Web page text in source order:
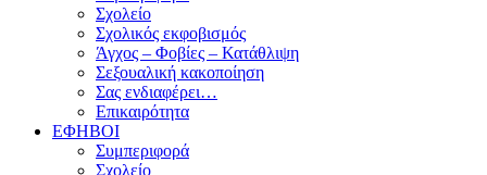
Σχολείο
Σχολικός εκφοβισμός
Άγχος – Φοβίες – Κατάθλιψη
Σεξουαλική κακοποίηση
Σας ενδιαφέρει…
Επικαιρότητα
ΕΦΗΒΟΙ
Συμπεριφορά
Σχολείο